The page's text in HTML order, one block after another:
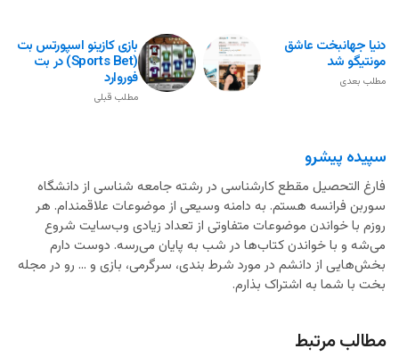
بازی کازینو اسپورتس بت
(Sports Bet) در بت
فوروارد
مطلب قبلی
دنیا جهانبخت عاشق
مونتیگو شد
مطلب بعدی
سپیده پیشرو
فارغ التحصیل مقطع کارشناسی در رشته جامعه شناسی از دانشگاه
سوربن فرانسه هستم. به دامنه وسیعی از موضوعات علاقمندام. هر
روزم با خواندن موضوعات متفاوتی از تعداد زیادی وب‌سایت شروع
می‌شه و با خواندن کتاب‌ها در شب به پایان می‌رسه. دوست دارم
بخش‌هایی از دانشم در مورد شرط بندی، سرگرمی، بازی و ... رو در مجله
بخت با شما به اشتراک بذارم.
مطالب مرتبط